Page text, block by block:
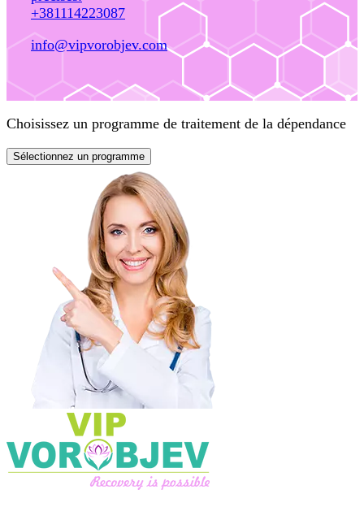
+381114223087
info@vipvorobjev.com
Choisissez un programme de traitement de la dépendance
Sélectionnez un programme